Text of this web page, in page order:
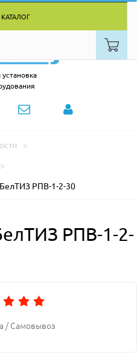
БелТИЗ РПВ-1-2-30
РПВ-1-2-
/ Самовывоз